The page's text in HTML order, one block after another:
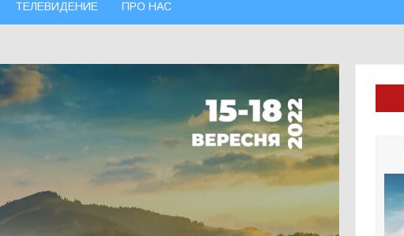
ТЕЛЕВИДЕНИЕ ПРО НАС